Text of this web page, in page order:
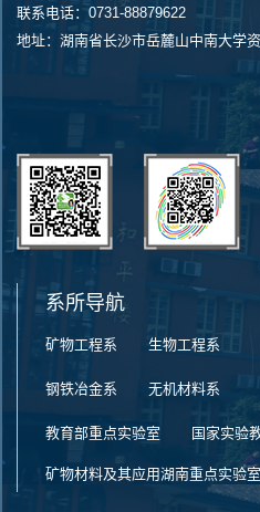
联系电话：0731-88879622
地址：湖南省长沙市岳麓山中南大学
系所导航
矿物工程系 生物工程系
钢铁冶金系 无机材料系
教育部重点实验室 国家实验
矿物材料及其应用湖南重点实验室